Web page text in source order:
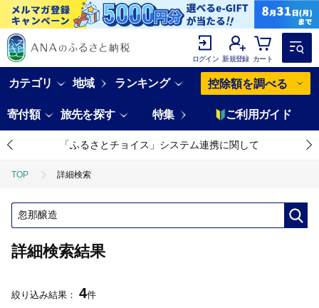
ログイン 新規登録 カート
カテゴリ 地域 ランキング 控除額を調べる
寄付額 旅先を探す 特集 ご利用ガイド
「ふるさとチョイス」システム連携に関して
TOP 詳細検索
詳細検索結果
絞り込み結果： 4件